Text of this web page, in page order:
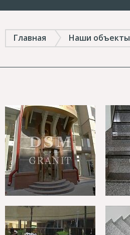
Главная Наши объекты